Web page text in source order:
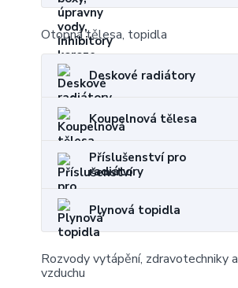
Otopná tělesa, topidla
Deskové radiátory
Koupelnová tělesa
Příslušenství pro
radiátory
Plynová topidla
Rozvody vytápění, zdravotechniky a
vzduchu